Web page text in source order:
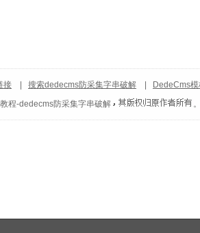
接 搜索dedecms防采集字串破解
DedeCms
程-dedecms防采集字串破解